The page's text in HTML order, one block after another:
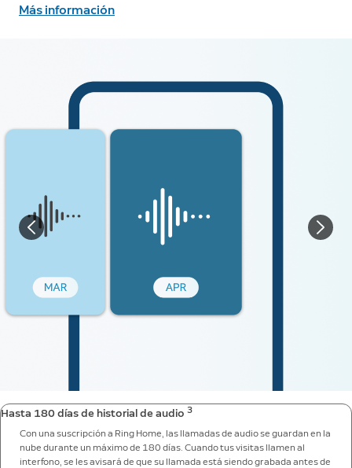
Más información
Hasta 180 días de historial de audio 3
Con una suscripción a Ring Home, las llamadas de audio se guardan en la
nube durante un máximo de 180 días. Cuando tus visitas llamen al
interfono, se les avisará de que su llamada está siendo grabada antes de